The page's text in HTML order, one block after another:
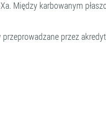
Między karbowanym
przez